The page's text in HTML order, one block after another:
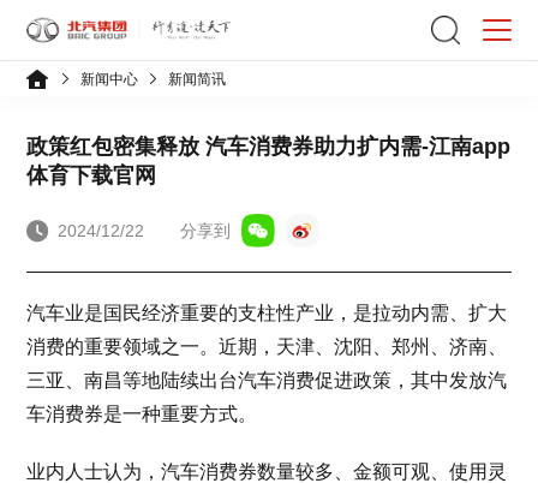
新闻中心 新闻简讯
政策红包密集释放 汽车消费券助力扩内需-江南app
体育下载官网
2024/12/22 分享到
汽车业是国民经济重要的支柱性产业，是拉动内需、扩大
消费的重要领域之一。近期，天津、沈阳、郑州、济南、
三亚、南昌等地陆续出台汽车消费促进政策，其中发放汽
车消费券是一种重要方式。
业内人士认为，汽车消费券数量较多、金额可观、使用灵